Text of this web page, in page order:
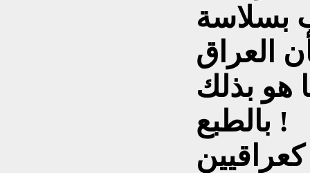
بسلاسة
العراق
هو بذلك
بالطبع !